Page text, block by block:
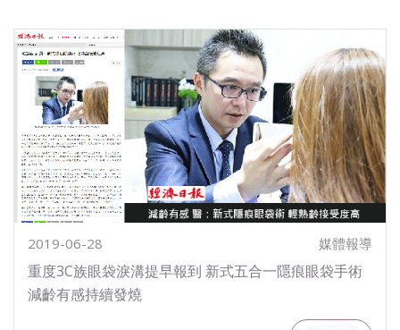
2019-06-28 媒體報導
重度3C族眼袋淚溝提早報到 新式五合一隱痕眼袋手術
減齡有感持續發燒